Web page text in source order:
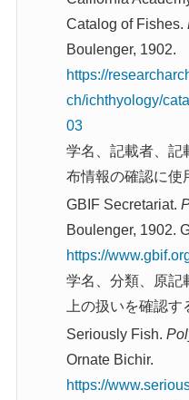
Catalog of Fishes.
Boulenger, 1902.
https://
ch/ichthyology/
03
学名、記載者、記
布情報の確認に使
GBIF Secretariat.
Boulenger, 1902.
https://
学名、分類、原記
上の扱いを確認す
Seriously Fish.
Ornate Bichir.
https://